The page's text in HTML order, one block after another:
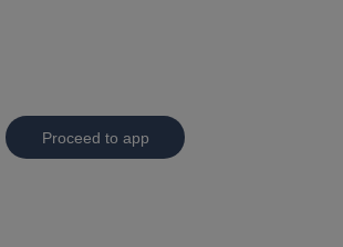
Proceed to app